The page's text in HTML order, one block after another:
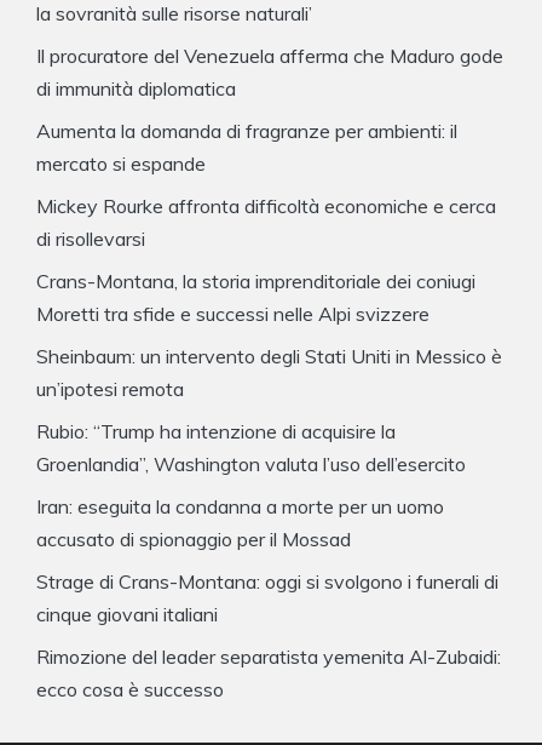
la sovranità sulle risorse naturali’
Il procuratore del Venezuela afferma che Maduro gode
di immunità diplomatica
Aumenta la domanda di fragranze per ambienti: il
mercato si espande
Mickey Rourke affronta difficoltà economiche e cerca
di risollevarsi
Crans-Montana, la storia imprenditoriale dei coniugi
Moretti tra sfide e successi nelle Alpi svizzere
Sheinbaum: un intervento degli Stati Uniti in Messico è
un’ipotesi remota
Rubio: “Trump ha intenzione di acquisire la
Groenlandia”, Washington valuta l’uso dell’esercito
Iran: eseguita la condanna a morte per un uomo
accusato di spionaggio per il Mossad
Strage di Crans-Montana: oggi si svolgono i funerali di
cinque giovani italiani
Rimozione del leader separatista yemenita Al-Zubaidi:
ecco cosa è successo